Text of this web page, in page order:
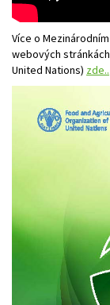
Více o
webových
United Nations) zde..